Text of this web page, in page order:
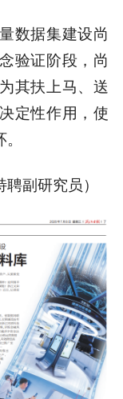
数据集建设尚
验证阶段，尚
其扶上马、送
定性作用，使
副研究员）